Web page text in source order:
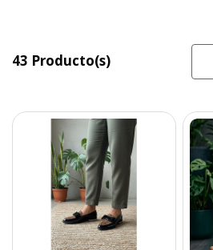
43 Producto(s)